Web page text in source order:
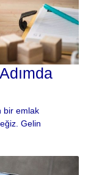
bir emlak
Gelin